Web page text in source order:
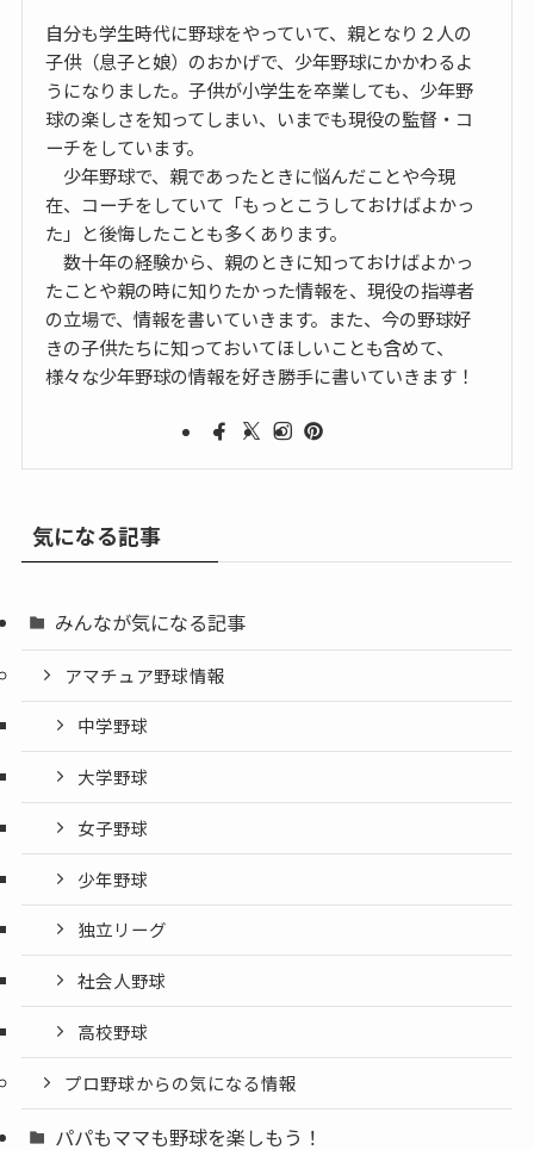
自分も学生時代に野球をやっていて、親となり２人の
子供（息子と娘）のおかげで、少年野球にかかわるよ
うになりました。子供が小学生を卒業しても、少年野
球の楽しさを知ってしまい、いまでも現役の監督・コ
ーチをしています。
少年野球で、親であったときに悩んだことや今現
在、コーチをしていて「もっとこうしておけばよかっ
た」と後悔したことも多くあります。
数十年の経験から、親のときに知っておけばよかっ
たことや親の時に知りたかった情報を、現役の指導者
の立場で、情報を書いていきます。また、今の野球好
きの子供たちに知っておいてほしいことも含めて、
様々な少年野球の情報を好き勝手に書いていきます！
気になる記事
みんなが気になる記事
アマチュア野球情報
中学野球
大学野球
女子野球
少年野球
独立リーグ
社会人野球
高校野球
プロ野球からの気になる情報
パパもママも野球を楽しもう！